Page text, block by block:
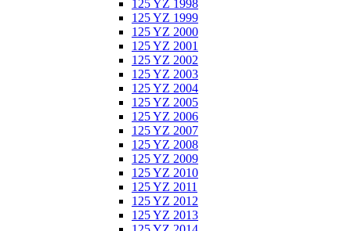
125 YZ 1998
125 YZ 1999
125 YZ 2000
125 YZ 2001
125 YZ 2002
125 YZ 2003
125 YZ 2004
125 YZ 2005
125 YZ 2006
125 YZ 2007
125 YZ 2008
125 YZ 2009
125 YZ 2010
125 YZ 2011
125 YZ 2012
125 YZ 2013